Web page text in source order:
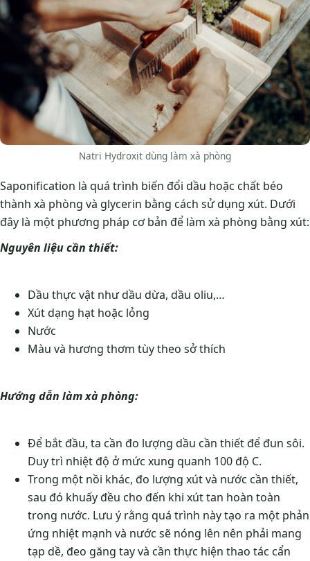
Natri Hydroxit dùng làm xà phòng
Saponification là quá trình biến đổi dầu hoặc chất béo
thành xà phòng và glycerin bằng cách sử dụng xút. Dưới
đây là một phương pháp cơ bản để làm xà phòng bằng xút:
Nguyên liệu cần thiết:
Dầu thực vật như dầu dừa, dầu oliu,…
Xút dạng hạt hoặc lỏng
Nước
Màu và hương thơm tùy theo sở thích
Hướng dẫn làm xà phòng:
Để bắt đầu, ta cần đo lượng dầu cần thiết để đun sôi.
Duy trì nhiệt độ ở mức xung quanh 100 độ C.
Trong một nồi khác, đo lượng xút và nước cần thiết,
sau đó khuấy đều cho đến khi xút tan hoàn toàn
trong nước. Lưu ý rằng quá trình này tạo ra một phản
ứng nhiệt mạnh và nước sẽ nóng lên nên phải mang
tạp dề, đeo găng tay và cần thực hiện thao tác cẩn